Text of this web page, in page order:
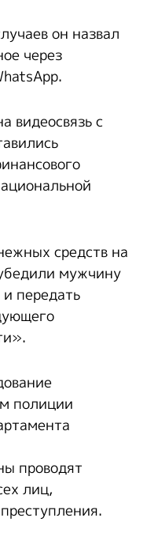
он назвал
через
видеосвязь с
средств на
мужчину
передать
полиции
проводят
лиц,